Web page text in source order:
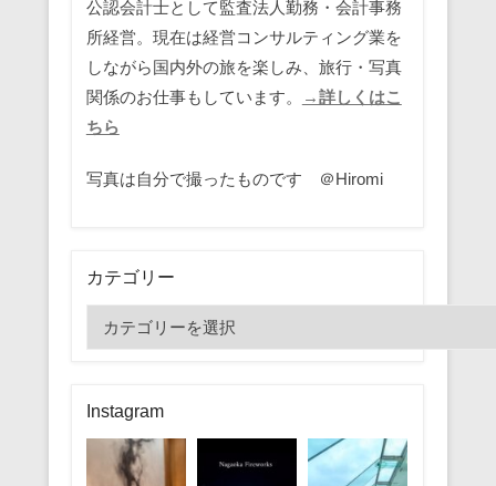
公認会計士として監査法人勤務・会計事務
所経営。現在は経営コンサルティング業を
しながら国内外の旅を楽しみ、旅行・写真
関係のお仕事もしています。
→詳しくはこ
ちら
写真は自分で撮ったものです ＠Hiromi
カテゴリー
テ
リ
ー
Instagram